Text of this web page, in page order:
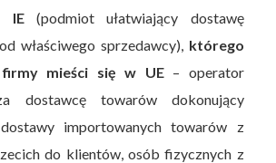
IE(podmiot ułatwiający dostawę
właściwego sprzedawcy), którego
firmy mieści się w UE– operator
dostawcę towarów dokonujący
importowanych towarów z
do klientów, osób fizycznych z